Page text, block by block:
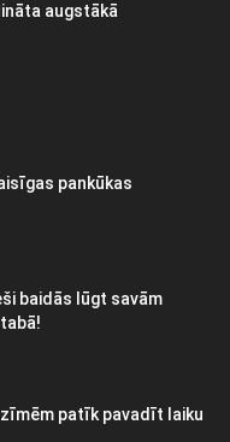
augstākā
pankūkas
baidās lūgt savām
patīk pavadīt laiku